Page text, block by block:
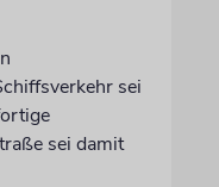
sei
sei damit